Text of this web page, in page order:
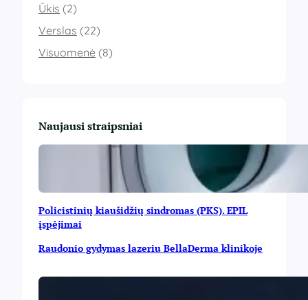
Ūkis (2)
Verslas (22)
Visuomenė (8)
Naujausi straipsniai
Policistinių kiaušidžių sindromas (PKS). EPIL
įspėjimai
Raudonio gydymas lazeriu BellaDerma klinikoje